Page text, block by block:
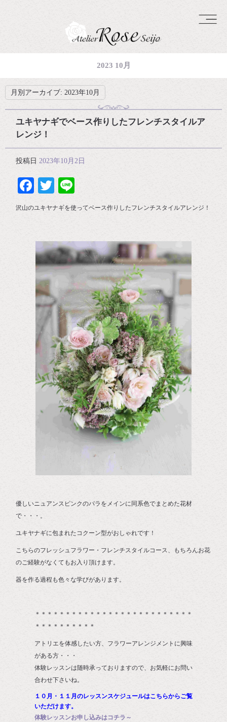
2023 10月
月別アーカイブ: 2023年10月
ユキヤナギでベース作りしたフレンチスタイルア
レンジ！
投稿日 2023年10月2日
Facebook
Twitter
沢山のユキヤナギを使ってベース作りしたフレンチスタイルアレンジ！
優しいニュアンスピンクのパラをメインに同系色でまとめた花材
で・・・。
ユキヤナギに包まれたコクーン型がおしゃれです！
こちらのフレッシュフラワー・フレンチスタイルコース、もちろんお花
のご経験がなくてもお入り頂けます。
器を作る過程も色々な学びがあります。
＊＊＊＊＊＊＊＊＊＊＊＊＊＊＊＊＊＊＊＊＊＊＊＊＊＊
＊＊＊＊＊＊＊＊＊＊
アトリエを体感したい方、フラワーアレンジメントに興味
がある方・・・
体験レッスンは随時承っておりますので、お気軽にお問い
合わせ下さいね。
１０月・１１月のレッスンスケジュールはこちらからご覧
いただけます。
体験レッスンお申し込みはコチラ～